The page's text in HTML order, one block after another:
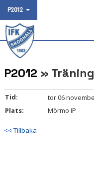
P2012
HEM
NYHETER
KALENDER
MATCHER
DOKUMENT
P2012 » Träning
Tid:
tor 06
Plats:
Mörmo IP
<< Tillbaka